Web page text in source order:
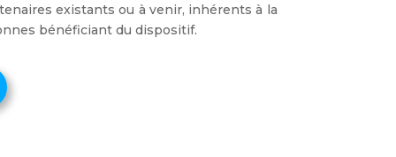
existants ou à venir, inhérents à la
bénéficiant du dispositif.